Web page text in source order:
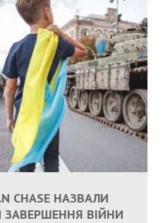
ПОЛЬШИ ПРИЗВАЛ
ПОМОЩЬ
CHASE НАЗВАЛИ
ЗАВЕРШЕННЯ ВІЙНИ
ЖИТЛА
ЗА КОМУНАЛКУ
В НАТО ВРЯД ЛИ
ВРЕМЯ, –
ШТУЧНО:
АЗС У